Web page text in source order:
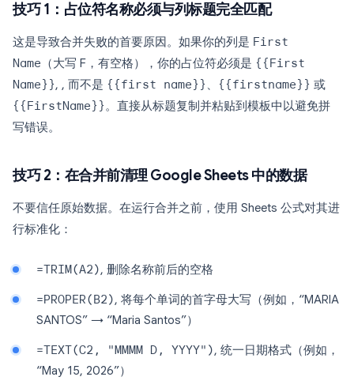
技巧 1：占位符名称必须与列标题完全匹配
这是导致合并失败的首要原因。如果你的列是 First
Name （大写 F，有空格），你的占位符必须是 {{First
Name}}, , 而不是 {{first name}} 、 {{firstname}} 或
{{FirstName}}。直接从标题复制并粘贴到模板中以避免拼
写错误。
技巧 2：在合并前清理 Google Sheets 中的数据
不要信任原始数据。在运行合并之前，使用 Sheets 公式对其进
行标准化：
=TRIM(A2), 删除名称前后的空格
=PROPER(B2), 将每个单词的首字母大写（例如，“MARIA
SANTOS” → “Maria Santos”）
=TEXT(C2, "MMMM D, YYYY"), 统一日期格式（例如，
“May 15, 2026”）